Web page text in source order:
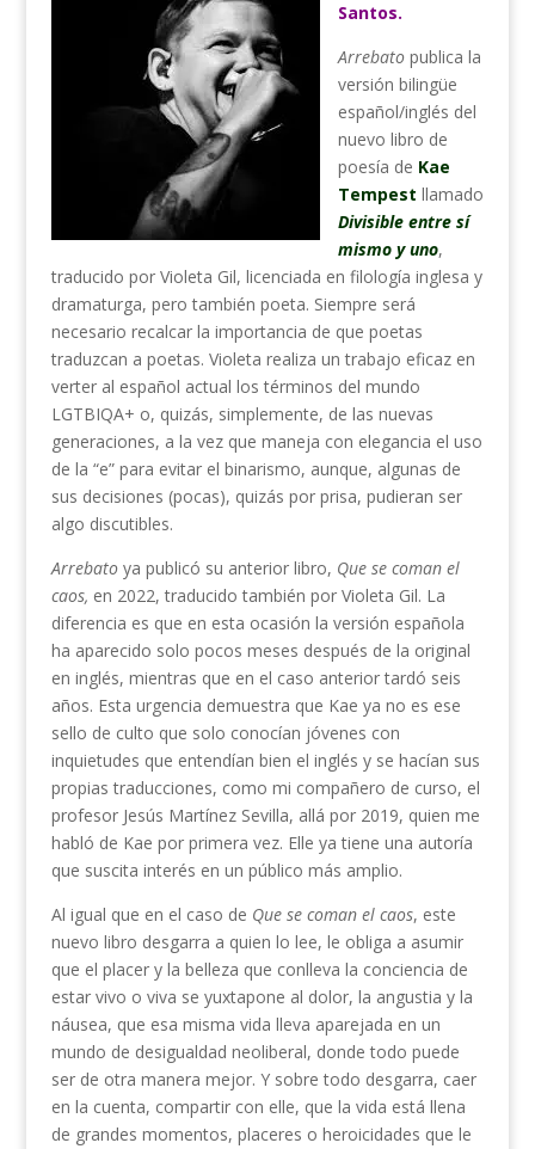
Santos.
Arrebatopublica la
versión bilingüe
español/inglés del
nuevo libro de
poesía de Kae
Tempest llamado
Divisible entre sí
mismo y uno,
traducido por Violeta Gil, licenciada en filología inglesa y
dramaturga, pero también poeta. Siempre será
necesario recalcar la importancia de que poetas
traduzcan a poetas. Violeta realiza un trabajo eficaz en
verter al español actual los términos del mundo
LGTBIQA+ o, quizás, simplemente, de las nuevas
generaciones, a la vez que maneja con elegancia el uso
de la “e” para evitar el binarismo, aunque, algunas de
sus decisiones (pocas), quizás por prisa, pudieran ser
algo discutibles.
Arrebatoya publicó su anterior libro, Que se coman el
caos, en 2022, traducido también por Violeta Gil. La
diferencia es que en esta ocasión la versión española
ha aparecido solo pocos meses después de la original
en inglés, mientras que en el caso anterior tardó seis
años. Esta urgencia demuestra que Kae ya no es ese
sello de culto que solo conocían jóvenes con
inquietudes que entendían bien el inglés y se hacían sus
propias traducciones, como mi compañero de curso, el
profesor Jesús Martínez Sevilla, allá por 2019, quien me
habló de Kae por primera vez. Elle ya tiene una autoría
que suscita interés en un público más amplio.
Al igual que en el caso de Que se coman el caos, este
nuevo libro desgarra a quien lo lee, le obliga a asumir
que el placer y la belleza que conlleva la conciencia de
estar vivo o viva se yuxtapone al dolor, la angustia y la
náusea, que esa misma vida lleva aparejada en un
mundo de desigualdad neoliberal, donde todo puede
ser de otra manera mejor. Y sobre todo desgarra, caer
en la cuenta, compartir con elle, que la vida está llena
de grandes momentos, placeres o heroicidades que le